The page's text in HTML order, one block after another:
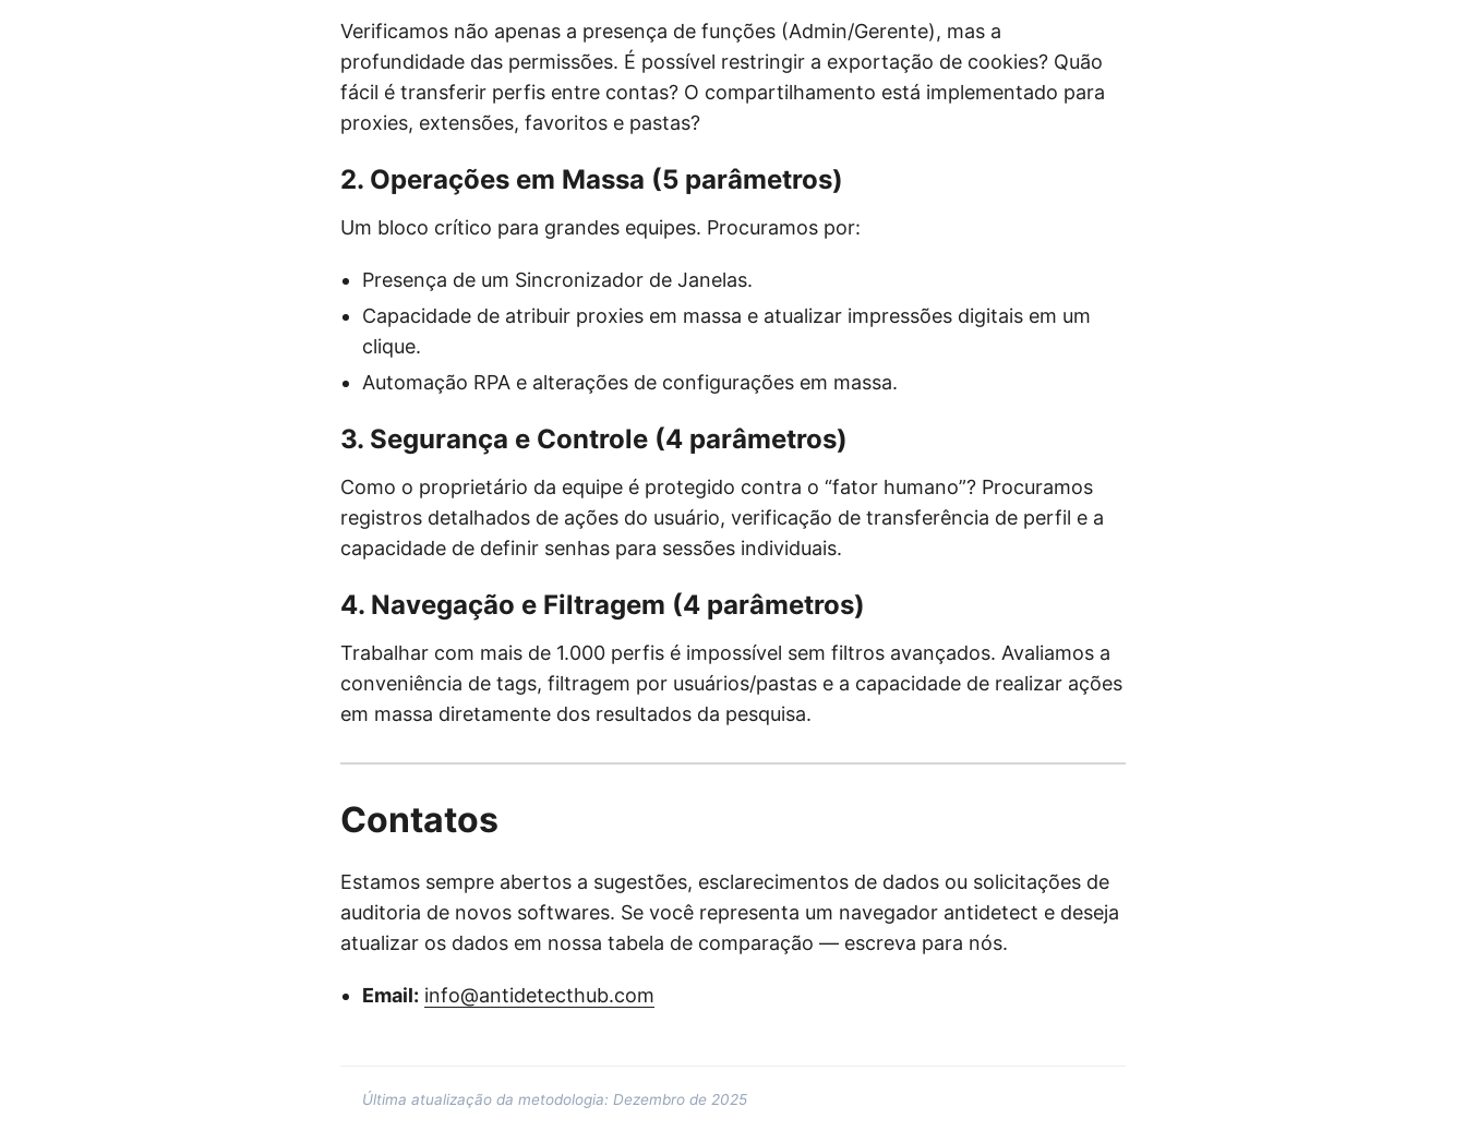
Verificamos não apenas a presença de funções (Admin/Gerente), mas a
profundidade das permissões. É possível restringir a exportação de cookies? Quão
fácil é transferir perfis entre contas? O compartilhamento está implementado para
proxies, extensões, favoritos e pastas?
2. Operações em Massa (5 parâmetros)
Um bloco crítico para grandes equipes. Procuramos por:
Presença de um Sincronizador de Janelas.
Capacidade de atribuir proxies em massa e atualizar impressões digitais em um
clique.
Automação RPA e alterações de configurações em massa.
3. Segurança e Controle (4 parâmetros)
Como o proprietário da equipe é protegido contra o “fator humano”? Procuramos
registros detalhados de ações do usuário, verificação de transferência de perfil e a
capacidade de definir senhas para sessões individuais.
4. Navegação e Filtragem (4 parâmetros)
Trabalhar com mais de 1.000 perfis é impossível sem filtros avançados. Avaliamos a
conveniência de tags, filtragem por usuários/pastas e a capacidade de realizar ações
em massa diretamente dos resultados da pesquisa.
Contatos
Estamos sempre abertos a sugestões, esclarecimentos de dados ou solicitações de
auditoria de novos softwares. Se você representa um navegador antidetect e deseja
atualizar os dados em nossa tabela de comparação — escreva para nós.
Email: info@antidetecthub.com
Última atualização da metodologia: Dezembro de 2025